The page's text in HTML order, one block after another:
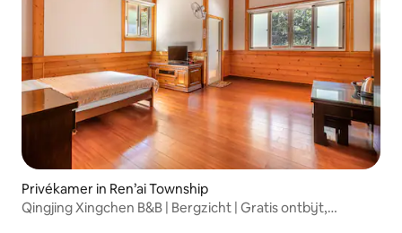
Privékamer in Ren’ai Township
Qingjing Xingchen B&B | Bergzicht | Gratis ontbijt,